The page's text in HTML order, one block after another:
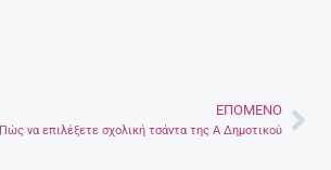
ΕΠΌΜΕΝΟ
Πώς να επιλέξετε σχολική τσάντα της A ΔημοτικούNext